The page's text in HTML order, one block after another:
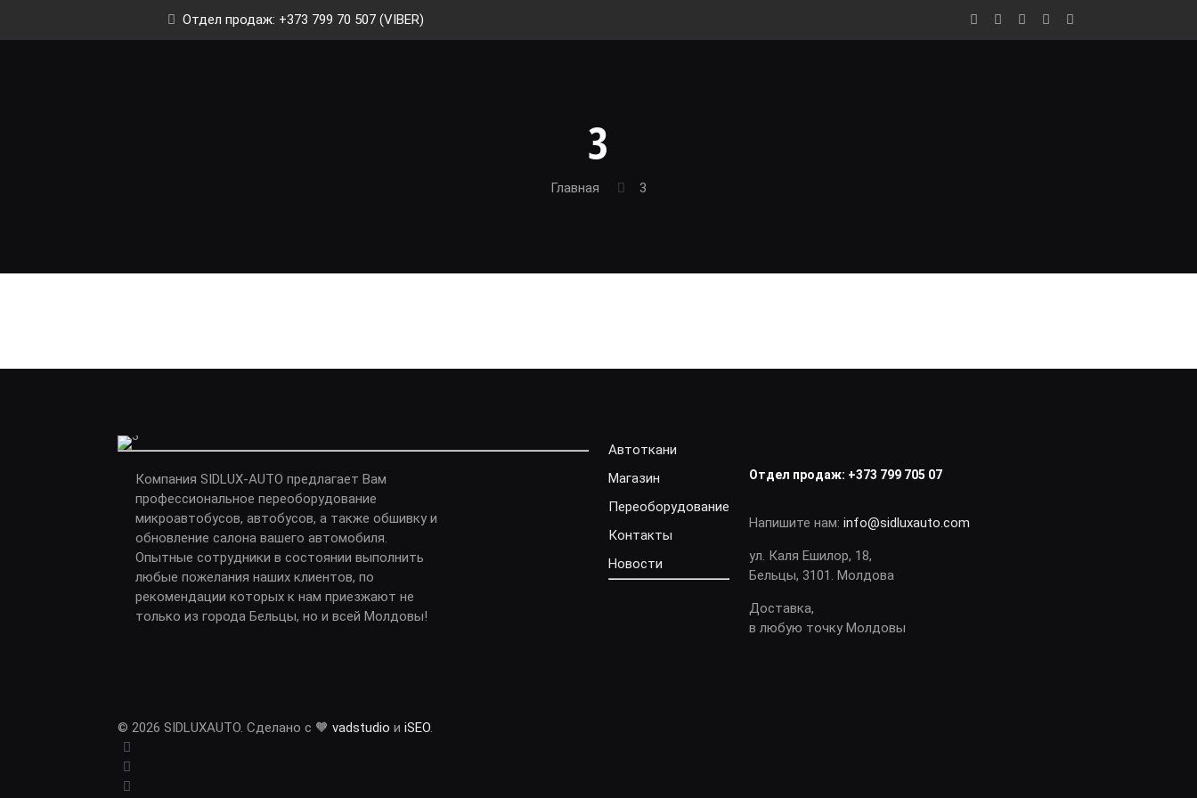
Отдел продаж: +373 799 70 507 (VIBER)
3
Главная 3
Компания SIDLUX-AUTO предлагает Вам
профессиональное переоборудование
микроавтобусов, автобусов, а также обшивку и
обновление салона вашего автомобиля.
Опытные сотрудники в состоянии выполнить
любые пожелания наших клиентов, по
рекомендации которых к нам приезжают не
только из города Бельцы, но и всей Молдовы!
Автоткани
Магазин
Переоборудование
Контакты
Новости
Отдел продаж: +373 799 705 07
Напишите нам:info@sidluxauto.com
ул. Каля Ешилор, 18,
Бельцы, 3101. Молдова
Доставка,
в любую точку Молдовы
© 2026 SIDLUXAUTO. Сделано с 🧡vadstudio иiSEO.